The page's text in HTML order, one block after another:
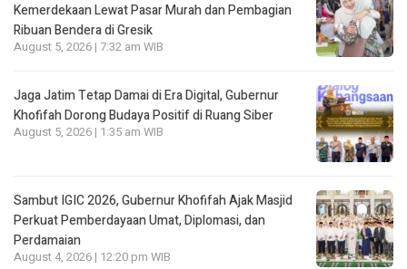
Kemerdekaan Lewat Pasar Murah dan Pembagian
Ribuan Bendera di Gresik
August 5, 2026 | 7:32 am WIB
Jaga Jatim Tetap Damai di Era Digital, Gubernur
Khofifah Dorong Budaya Positif di Ruang Siber
August 5, 2026 | 1:35 am WIB
Sambut IGIC 2026, Gubernur Khofifah Ajak Masjid
Perkuat Pemberdayaan Umat, Diplomasi, dan
Perdamaian
August 4, 2026 | 12:20 pm WIB